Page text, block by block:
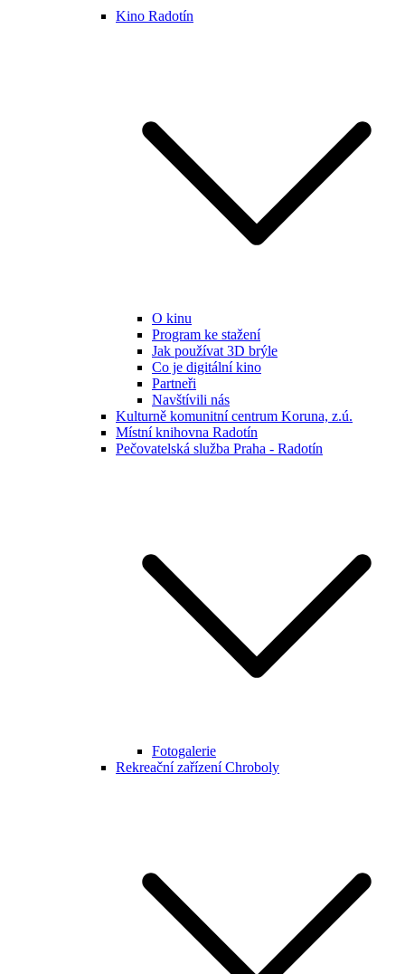
Kino Radotín
O kinu
Program ke stažení
Jak používat 3D brýle
Co je digitální kino
Partneři
Navštívili nás
Kulturně komunitní centrum Koruna, z.ú.
Místní knihovna Radotín
Pečovatelská služba Praha - Radotín
Fotogalerie
Rekreační zařízení Chroboly